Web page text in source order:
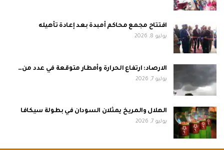
افتتاح مجمع محاكم أمبدة بعد إعادة تأهيله
يوليو 8, 2026
الارصاد: ارتفاع الحرارة وأمطار متوقعة في عدد من…
يوليو 7, 2026
الهلال والمريخ يمثلان السودان في بطولة سيكافا
يوليو 7, 2026